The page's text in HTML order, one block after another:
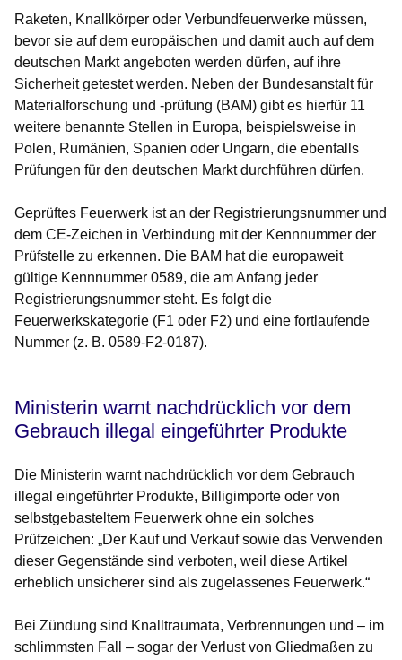
Raketen, Knallkörper oder Verbundfeuerwerke müssen,
bevor sie auf dem europäischen und damit auch auf dem
deutschen Markt angeboten werden dürfen, auf ihre
Sicherheit getestet werden. Neben der Bundesanstalt für
Materialforschung und -prüfung (BAM) gibt es hierfür 11
weitere benannte Stellen in Europa, beispielsweise in
Polen, Rumänien, Spanien oder Ungarn, die ebenfalls
Prüfungen für den deutschen Markt durchführen dürfen.
Geprüftes Feuerwerk ist an der Registrierungsnummer und
dem CE-Zeichen in Verbindung mit der Kennnummer der
Prüfstelle zu erkennen. Die BAM hat die europaweit
gültige Kennnummer 0589, die am Anfang jeder
Registrierungsnummer steht. Es folgt die
Feuerwerkskategorie (F1 oder F2) und eine fortlaufende
Nummer (z. B. 0589-F2-0187).
Ministerin warnt nachdrücklich vor dem
Gebrauch illegal eingeführter Produkte
Die Ministerin warnt nachdrücklich vor dem Gebrauch
illegal eingeführter Produkte, Billigimporte oder von
selbstgebasteltem Feuerwerk ohne ein solches
Prüfzeichen: „Der Kauf und Verkauf sowie das Verwenden
dieser Gegenstände sind verboten, weil diese Artikel
erheblich unsicherer sind als zugelassenes Feuerwerk.“
Bei Zündung sind Knalltraumata, Verbrennungen und – im
schlimmsten Fall – sogar der Verlust von Gliedmaßen zu